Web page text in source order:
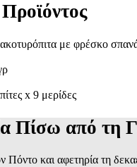
με φρέσκο
x 9 μερίδες
Πίσω από τη
Πόντο και αφετηρία τη